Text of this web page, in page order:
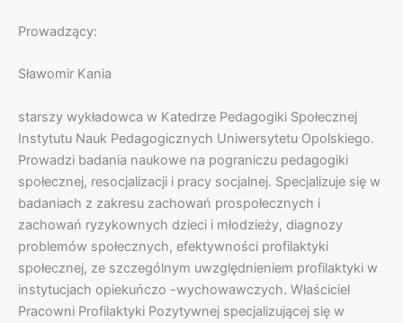
Prowadzący:
Sławomir Kania
starszy wykładowca w Katedrze Pedagogiki Społecznej
Instytutu Nauk Pedagogicznych Uniwersytetu Opolskiego.
Prowadzi badania naukowe na pograniczu pedagogiki
społecznej, resocjalizacji i pracy socjalnej. Specjalizuje się w
badaniach z zakresu zachowań prospołecznych i
zachowań ryzykownych dzieci i młodzieży, diagnozy
problemów społecznych, efektywności profilaktyki
społecznej, ze szczególnym uwzględnieniem profilaktyki w
instytucjach opiekuńczo -wychowawczych. Właściciel
Pracowni Profilaktyki Pozytywnej specjalizującej się w